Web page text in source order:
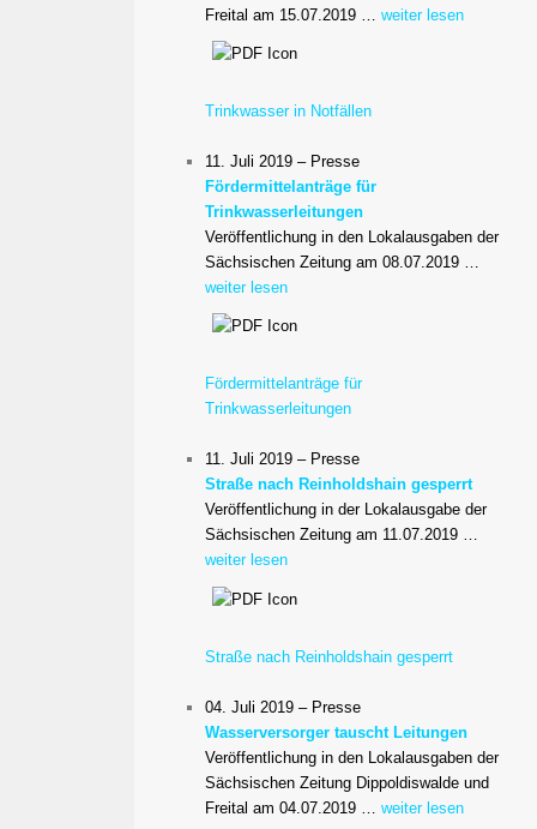
Freital am 15.07.2019 …weiter lesen
Trinkwasser in Notfällen
11. Juli 2019 – Presse
Fördermittelanträge für
Trinkwasserleitungen
Veröffentlichung in den Lokalausgaben der
Sächsischen Zeitung am 08.07.2019 …
weiter lesen
Fördermittelanträge für
Trinkwasserleitungen
11. Juli 2019 – Presse
Straße nach Reinholdshain gesperrt
Veröffentlichung in der Lokalausgabe der
Sächsischen Zeitung am 11.07.2019 …
weiter lesen
Straße nach Reinholdshain gesperrt
04. Juli 2019 – Presse
Wasserversorger tauscht Leitungen
Veröffentlichung in den Lokalausgaben der
Sächsischen Zeitung Dippoldiswalde und
Freital am 04.07.2019 …weiter lesen